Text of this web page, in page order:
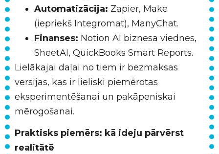
Automatizācija: Zapier, Make
(iepriekš Integromat), ManyChat.
Finanses: Notion AI biznesa viednes,
SheetAI, QuickBooks Smart Reports.
Lielākajai daļai no tiem ir bezmaksas
versijas, kas ir lieliski piemērotas
eksperimentēšanai un pakāpeniskai
mērogošanai.
Praktisks piemērs: kā ideju pārvērst
realitātē